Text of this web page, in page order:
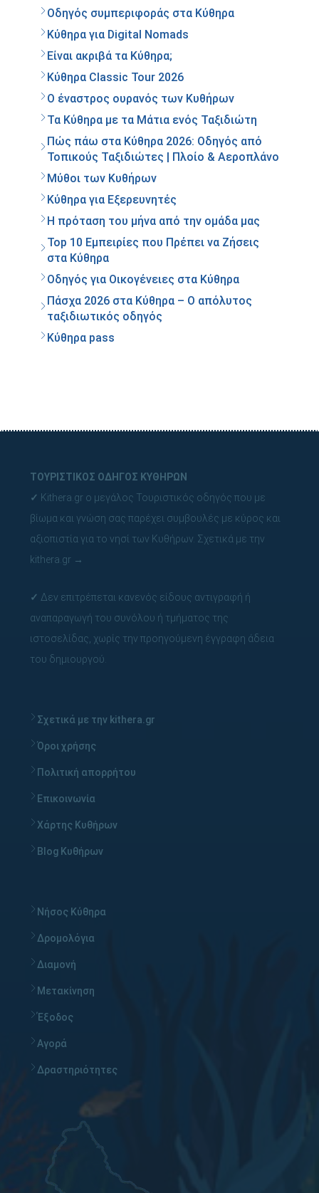
Οδηγός συμπεριφοράς στα Κύθηρα
Κύθηρα για Digital Nomads
Είναι ακριβά τα Κύθηρα;
Κύθηρα Classic Tour 2026
Ο έναστρος ουρανός των Κυθήρων
Τα Κύθηρα με τα Μάτια ενός Ταξιδιώτη
Πώς πάω στα Κύθηρα 2026: Οδηγός από
Τοπικούς Ταξιδιώτες | Πλοίο & Αεροπλάνο
Μύθοι των Κυθήρων
Κύθηρα για Εξερευνητές
Η πρόταση του μήνα από την ομάδα μας
Top 10 Εμπειρίες που Πρέπει να Ζήσεις
στα Κύθηρα
Οδηγός για Οικογένειες στα Κύθηρα
Πάσχα 2026 στα Κύθηρα – Ο απόλυτος
ταξιδιωτικός οδηγός
Κύθηρα pass
ΤΟΥΡΙΣΤΙΚΟΣ ΟΔΗΓΟΣ ΚΥΘΗΡΩΝ
✓ Kithera.gr ο μεγάλος Τουριστικός οδηγός που με
βίωμα και γνώση σας παρέχει συμβουλές με κύρος και
αξιοπιστία για το νησί των Κυθήρων. Σχετικά με την
kithera.gr →
✓ Δεν επιτρέπεται κανενός είδους αντιγραφή ή
αναπαραγωγή του συνόλου ή τμήματος της
ιστοσελίδας, χωρίς την προηγούμενη έγγραφη άδεια
του δημιουργού.
Σχετικά με την kithera.gr
Όροι χρήσης
Πολιτική απορρήτου
Επικοινωνία
Χάρτης Κυθήρων
Blog Κυθήρων
Νήσος Κύθηρα
Δρομολόγια
Διαμονή
Μετακίνηση
Έξοδος
Αγορά
Δραστηριότητες